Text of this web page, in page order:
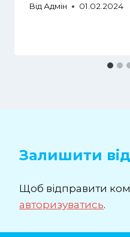
Від Адмін 01.02.2024
Залишити
Щоб відправити
авторизуватись.